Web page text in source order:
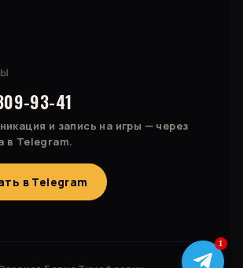
93-41
и запись на игры — через
в Telegram.
в Telegram
1